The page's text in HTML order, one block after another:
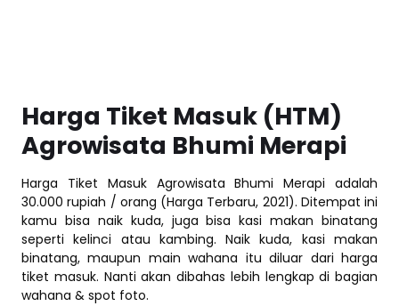
Harga Tiket Masuk (HTM)
Agrowisata Bhumi Merapi
Harga Tiket Masuk Agrowisata Bhumi Merapi adalah
30.000 rupiah / orang (Harga Terbaru, 2021). Ditempat ini
kamu bisa naik kuda, juga bisa kasi makan binatang
seperti kelinci atau kambing. Naik kuda, kasi makan
binatang, maupun main wahana itu diluar dari harga
tiket masuk. Nanti akan dibahas lebih lengkap di bagian
wahana & spot foto.